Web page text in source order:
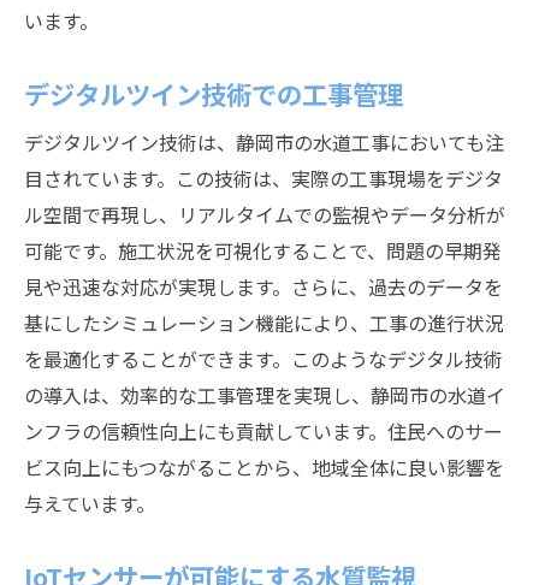
今後の課題とその解決策
最新技術で変わる静岡市の水道工事進行状況に
迫る
リアルタイム進捗管理システムの導入
3Dモデリングを活用した設計監視
自動化技術での労働力不足解消
施工品質の向上と保証
データ共有による透明性向上
技術革新によるスピードアップの実現
静岡市で進む水道工事の未来展望とその課題
長期的視点での持続可能な計画
います。
デジタルツイン技術での工事管理
デジタルツイン技術は、静岡市の水道工事においても注
目されています。この技術は、実際の工事現場をデジタ
ル空間で再現し、リアルタイムでの監視やデータ分析が
可能です。施工状況を可視化することで、問題の早期発
見や迅速な対応が実現します。さらに、過去のデータを
基にしたシミュレーション機能により、工事の進行状況
を最適化することができます。このようなデジタル技術
の導入は、効率的な工事管理を実現し、静岡市の水道イ
ンフラの信頼性向上にも貢献しています。住民へのサー
ビス向上にもつながることから、地域全体に良い影響を
与えています。
IoTセンサーが可能にする水質監視